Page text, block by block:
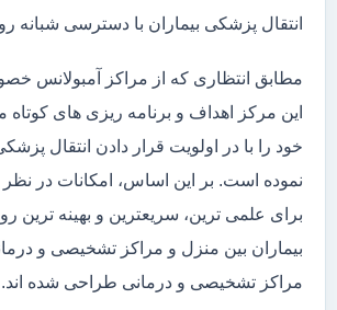
انتقال پزشکی بیماران با دسترسی شبانه
مطابق انتظاری که از مراکز آمبولانس
این مرکز اهداف و برنامه ریزی های
خود را با در اولویت قرار دادن انتقال
نموده است. بر این اساس، امکانات در
برای علمی ترین، سریعترین و بهینه ترین
بیماران بین منزل و مراکز تشخیصی و
مراکز تشخیصی و درمانی طراحی شده اند.